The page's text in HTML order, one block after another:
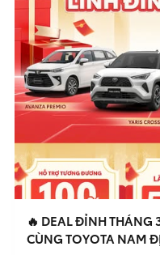
🔥 DEAL ĐỈNH
CÙNG TOYOTA NAM